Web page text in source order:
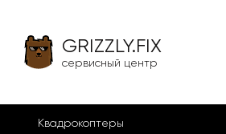
GRIZZLY.FIX
сервисный центр
Квадрокоптеры